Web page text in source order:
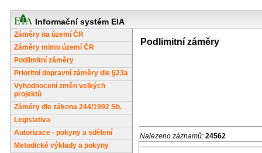
Informační systém EIA
Záměry na území ČR
Záměry mimo území ČR
Podlimitní záměry
Prioritní dopravní záměry dle §23a
Vyhodnocení změn velkých
projektů
Záměry dle zákona 244/1992 Sb.
Legislativa
Autorizace - pokyny a sdělení
Metodické výklady a pokyny
Podlimitní záměry
Nalezeno záznamů: 24562